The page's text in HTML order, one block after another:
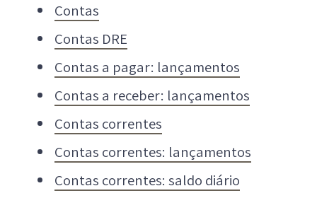
Contas
Contas DRE
Contas a pagar: lançamentos
Contas a receber: lançamentos
Contas correntes
Contas correntes: lançamentos
Contas correntes: saldo diário